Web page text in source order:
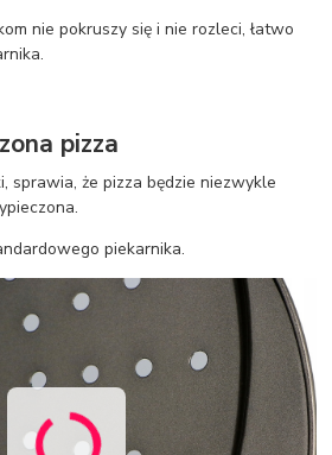
nie pokruszy się i nie rozleci, łatwo
pizza
sprawia, że pizza będzie niezwykle
piekarnika.